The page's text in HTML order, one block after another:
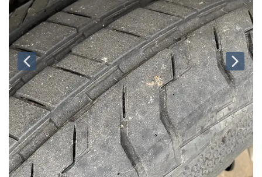
Meniu Principal
Categorii
Acasă
Favorite
Autentificare
Înregistrare